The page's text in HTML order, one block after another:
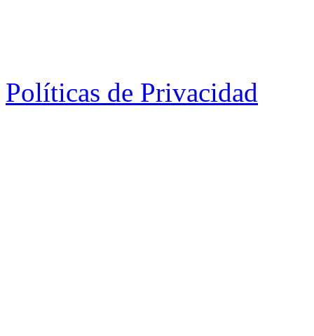
Políticas de Privacidad